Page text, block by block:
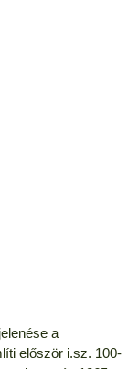
a
először i.sz. 100-